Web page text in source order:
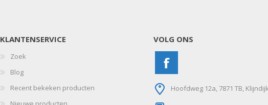
KLANTENSERVICE
Zoek
Blog
Recent bekeken producten
VOLG ONS
Hoofdweg 12a, 7871 TB,